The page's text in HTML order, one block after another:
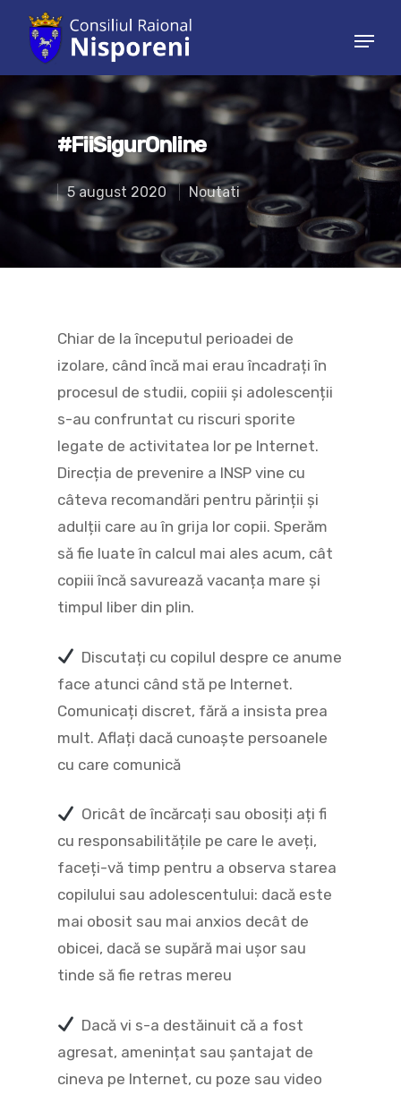
Hit enter to search or ESC to close
#FiiSigurOnline
5 august 2020 Noutati
Chiar de la începutul perioadei de
izolare, când încă mai erau încadrați în
procesul de studii, copiii și adolescenții
s-au confruntat cu riscuri sporite
legate de activitatea lor pe Internet.
Direcția de prevenire a INSP vine cu
câteva recomandări pentru părinții și
adulții care au în grija lor copii. Sperăm
să fie luate în calcul mai ales acum, cât
copiii încă savurează vacanța mare și
timpul liber din plin.
Discutați cu copilul despre ce anume
face atunci când stă pe Internet.
Comunicați discret, fără a insista prea
mult. Aflați dacă cunoaște persoanele
cu care comunică
Oricât de încărcați sau obosiți ați fi
cu responsabilitățile pe care le aveți,
faceți-vă timp pentru a observa starea
copilului sau adolescentului: dacă este
mai obosit sau mai anxios decât de
obicei, dacă se supără mai ușor sau
tinde să fie retras mereu
Dacă vi s-a destăinuit că a fost
agresat, amenințat sau șantajat de
cineva pe Internet, cu poze sau video